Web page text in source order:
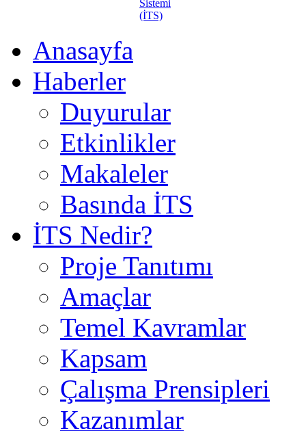
Anasayfa
Haberler
Duyurular
Etkinlikler
Makaleler
Basında İTS
İTS Nedir?
Proje Tanıtımı
Amaçlar
Temel Kavramlar
Kapsam
Çalışma Prensipleri
Kazanımlar